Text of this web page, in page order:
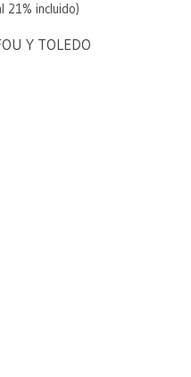
21% incluido)
Y TOLEDO